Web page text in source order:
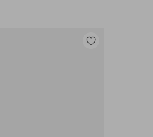
Lisää